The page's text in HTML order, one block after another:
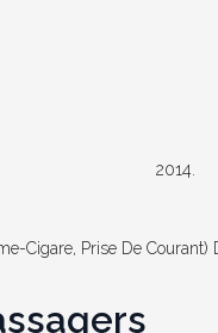
2014.
Cigare, Prise De